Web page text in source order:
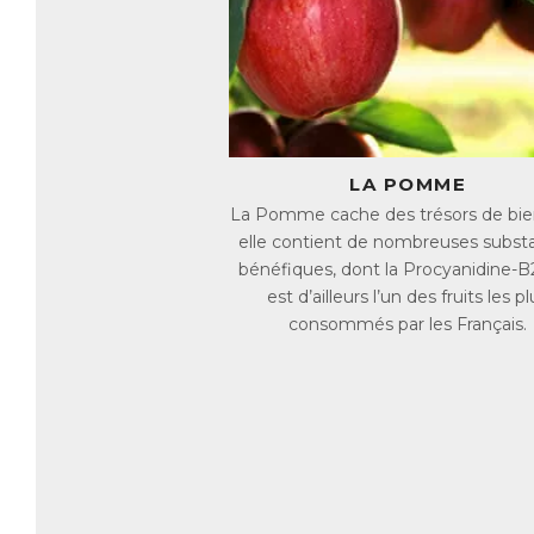
3.
LA POMME
La Pomme cache des trésors de
elle contient de nombreuses
bénéfiques, dont la Procyanidine-
est d’ailleurs l’un des fruits les
consommés par les Français.